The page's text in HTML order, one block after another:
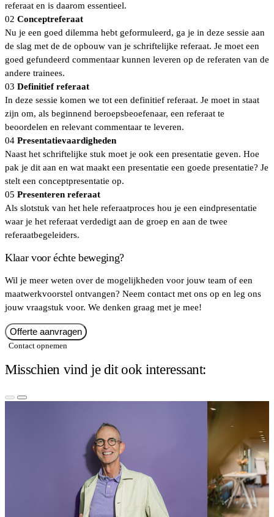
referaat en is daarom essentieel.
02 Conceptreferaat
Nu je een goed dilemma hebt geformuleerd, ga je in deze sessie aan
de slag met de de opbouw van je schriftelijke referaat. Je moet een
goed gefundeerd commentaar kunnen leveren op de referaten van de
andere trainees.
03 Definitief referaat
In deze sessie komen we tot een definitief referaat. Je moet in staat
zijn om, als beginnend beroepsbeoefenaar, een referaat te
beoordelen en relevant commentaar te leveren.
04 Presentatievaardigheden
Naast het schriftelijke stuk moet je ook een presentatie geven. Hoe
pak je dit aan en wat maakt een presentatie een goede presentatie? Je
stelt een conceptpresentatie op.
05 Presenteren referaat
Als slotstuk van het hele referaatproces hou je een eindpresentatie
waar je het referaat verdedigt aan de groep en aan de twee
referaatbegeleiders.
Klaar voor échte beweging?
Wil je meer weten over de mogelijkheden voor jouw team of een
maatwerkvoorstel ontvangen? Neem contact met ons op en leg ons
jouw vraagstuk voor. We denken graag met je mee!
Offerte aanvragen
Contact opnemen
Misschien vind je dit ook interessant: